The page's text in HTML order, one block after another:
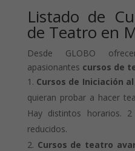
Listado de
de Teatro en
Desde GLOBO
apasionantes cursos de
Cursos de Iniciación
quieran probar a hacer
Hay distintos horarios.
reducidos.
Cursos de teatro